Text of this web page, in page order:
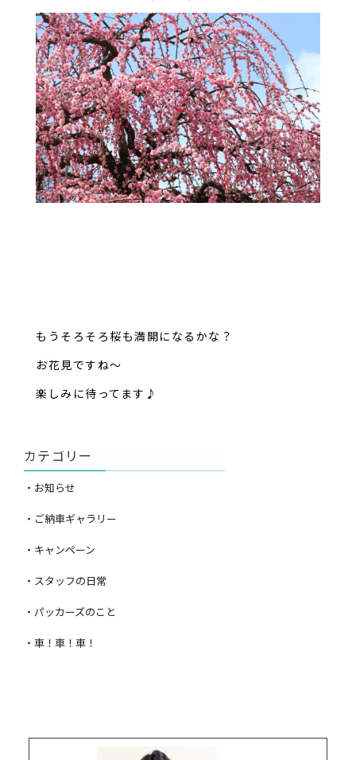
もうそろそろ桜も満開になるかな？
お花見ですね〜
楽しみに待ってます♪
カテゴリー
・お知らせ
・ご納車ギャラリー
・キャンペーン
・スタッフの日常
・パッカーズのこと
・車！車！車！